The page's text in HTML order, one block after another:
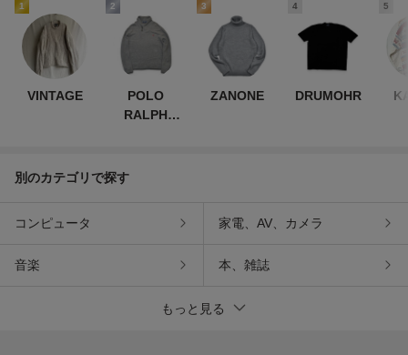
1
VINTAGE
2
POLO
RALPH
3
ZANONE
4
DRUMOHR
5
別のカテゴリで探す
コンピュータ 家電、AV、カメラ
音楽 本、雑誌
もっと見る